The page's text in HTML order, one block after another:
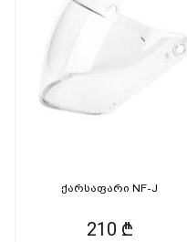
ქარსაფარი NF-J
210 ₾